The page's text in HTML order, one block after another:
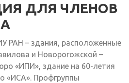
ДЛЯ ЧЛЕНОВ
РАН – здания, расположенные
и Новорогожской –
«ИПИ», здание на 60-летия
«ИСА». Профгруппы